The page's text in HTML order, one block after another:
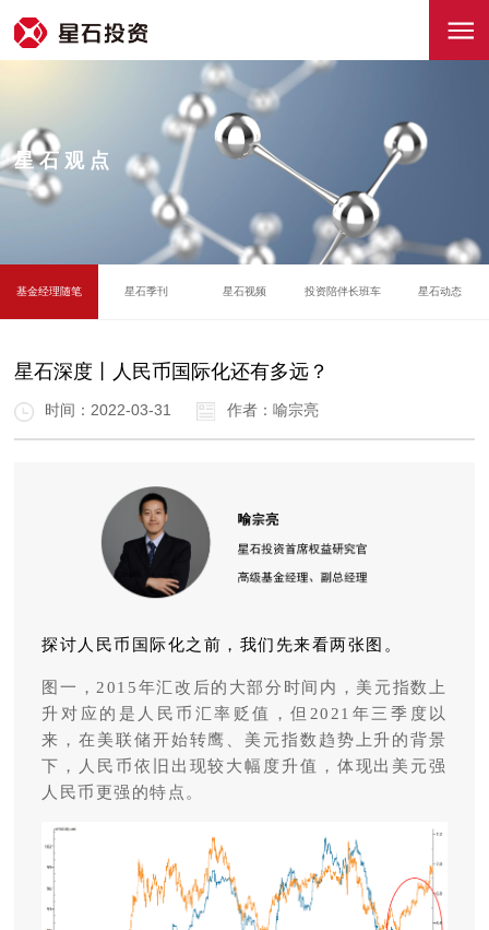
星石观点
基金经理随笔 星石季刊 星石视频 投资陪伴长班车 星石动态
星石深度丨人民币国际化还有多远？
时间：2022-03-31 作者：喻宗亮
探讨人民币国际化之前，我们先来看两张图。
图一，2015年汇改后的大部分时间内，美元指数上
升对应的是人民币汇率贬值，但2021年三季度以
来，在美联储开始转鹰、美元指数趋势上升的背景
下，人民币依旧出现较大幅度升值，体现出美元强
人民币更强的特点。